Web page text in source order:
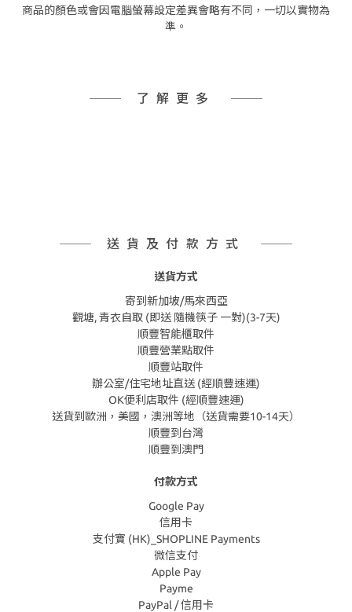
商品的顏色或會因電腦螢幕設定差異會略有不同，一切以實物為
準。
了解更多
送貨及付款方式
送貨方式
寄到新加坡/馬來西亞
觀塘, 青衣自取 (即送 隨機筷子 一對)(3-7天)
順豐智能櫃取件
順豐營業點取件
順豐站取件
辦公室/住宅地址直送 (經順豐速運)
OK便利店取件 (經順豐速運)
送貨到歐洲，美國，澳洲等地（送貨需要10-14天）
順豐到台灣
順豐到澳門
付款方式
Google Pay
信用卡
支付寶 (HK)_SHOPLINE Payments
微信支付
Apple Pay
Payme
PayPal / 信用卡